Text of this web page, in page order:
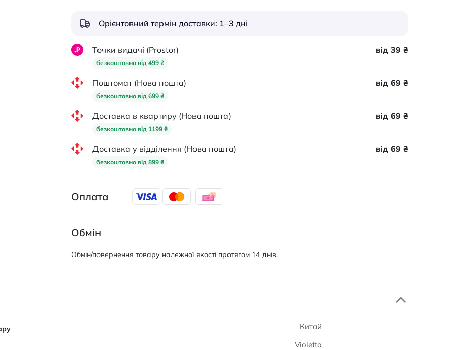
Орієнтовний термін доставки: 1–3 дні
Точки видачі (Prostor)
безкоштовно від 499 ₴
від 39 ₴
Поштомат (Нова пошта)
безкоштовно від 699 ₴
від 69 ₴
Доставка в квартиру (Нова пошта)
безкоштовно від 1199 ₴
від 69 ₴
Доставка у відділення (Нова пошта)
безкоштовно від 899 ₴
від 69 ₴
Оплата
Обмін
Обмін/повернення товару належної якості протягом 14 днів.
Китай
Violetta